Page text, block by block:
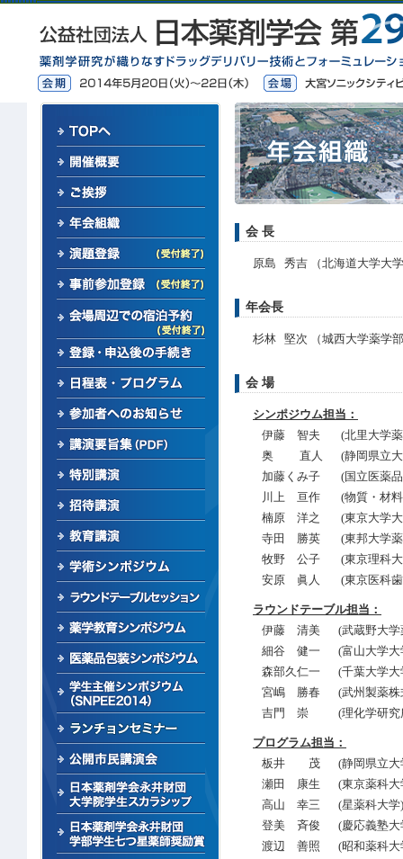
会 長
原島 秀吉 （北海道大学大
年会長
杉林 堅次 （城西大学薬学
会 場
シンポジウム担当：
伊藤 智夫
(北里大学
奥 直人
(静岡県立
加藤くみ子
(国立医薬
川上 亘作
(物質・材
楠原 洋之
(東京大学
寺田 勝英
(東邦大学
牧野 公子
(東京理科
安原 眞人
(東京医科
ラウンドテーブル担当：
伊藤 清美
(武蔵野大
細谷 健一
(富山大学
森部久仁一
(千葉大学
宮嶋 勝春
(武州製薬
吉門 崇
(理化学研
プログラム担当：
板井 茂
(静岡県立
瀬田 康生
(東京薬科
高山 幸三
(星薬科大学)
登美 斉俊
(慶応義塾
渡辺 善照
(昭和薬科大